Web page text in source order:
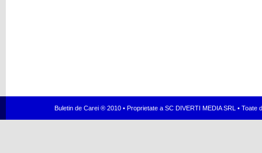
Buletin de Carei ® 2010 • Proprietate a SC DIVERTI MEDIA SRL •